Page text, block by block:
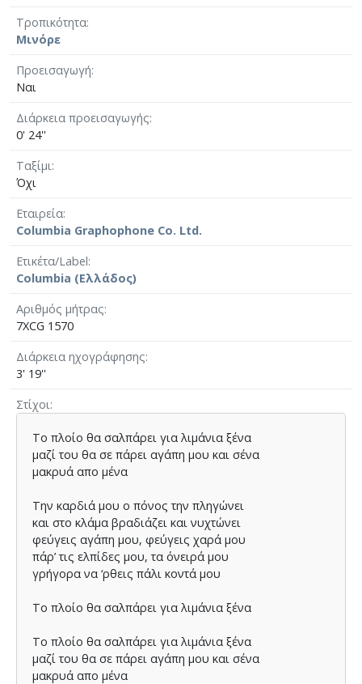
Τροπικότητα
Μινόρε
Προεισαγωγή
Ναι
Διάρκεια προεισαγωγής
0' 24''
Ταξίμι
Όχι
Εταιρεία
Columbia Graphophone Co. Ltd.
Ετικέτα/Label
Columbia (Ελλάδος)
Αριθμός μήτρας
7XCG 1570
Διάρκεια ηχογράφησης
3' 19''
Στίχοι
Το πλοίο θα σαλπάρει για λιµάνια ξένα
µαζί του θα σε πάρει αγάπη µου και σένα
μακρυά απο μένα
Την καρδιά µου ο πόνος την πληγώνει
και στο κλάµα βραδιάζει και νυχτώνει
φεύγεις αγάπη µου, φεύγεις χαρά µου
πάρ’ τις ελπίδες µου, τα όνειρά µου
γρήγορα να ‘ρθεις πάλι κοντά µου
Το πλοίο θα σαλπάρει για λιµάνια ξένα
Το πλοίο θα σαλπάρει για λιµάνια ξένα
µαζί του θα σε πάρει αγάπη µου και σένα
μακρυά απο μένα